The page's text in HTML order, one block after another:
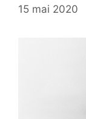
15 mai 2020